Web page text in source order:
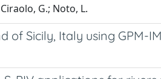
G.; Noto, L.
Sicily, Italy using GPM-